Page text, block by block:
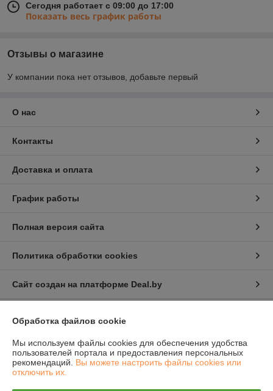
Сегодня работает с 09:00 до 17:00
Показать весь график работы
Отзывы о магазине
У компании пока нет отзывов, добавьте первый
О нас
Контакты
Доставка и оплата
График работы
Полная версия сайта
Политика обработки cookies
Сайт создан на платформе Deal.by
Информация для покупателя
Юридическое лицо:Частное торговое унитарное предприятие
«Централ Комплект»
Республика Беларусь, 220138, г. Минск, ул. Геологическая д.87 Г
оф.306А
Регистрационный номер ЕГР: 192324431
Обработка файлов cookie
Мы используем файлы cookies для обеспечения удобства
пользователей портала и предоставления персональных
рекомендаций. Вы можете настроить файлы cookies или
отключить их.